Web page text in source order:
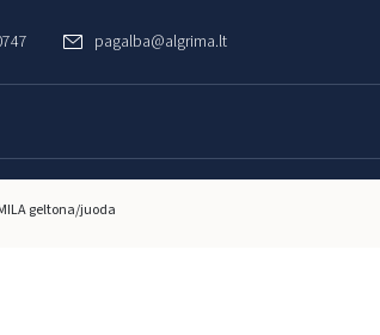
pagalba@algrima.lt
geltona/juoda